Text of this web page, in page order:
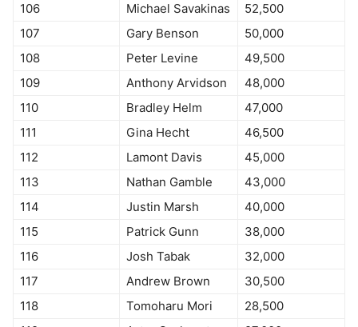
106
Michael Savakinas
52,500
107
Gary Benson
50,000
108
Peter Levine
49,500
109
Anthony Arvidson
48,000
110
Bradley Helm
47,000
111
Gina Hecht
46,500
112
Lamont Davis
45,000
113
Nathan Gamble
43,000
114
Justin Marsh
40,000
115
Patrick Gunn
38,000
116
Josh Tabak
32,000
117
Andrew Brown
30,500
118
Tomoharu Mori
28,500